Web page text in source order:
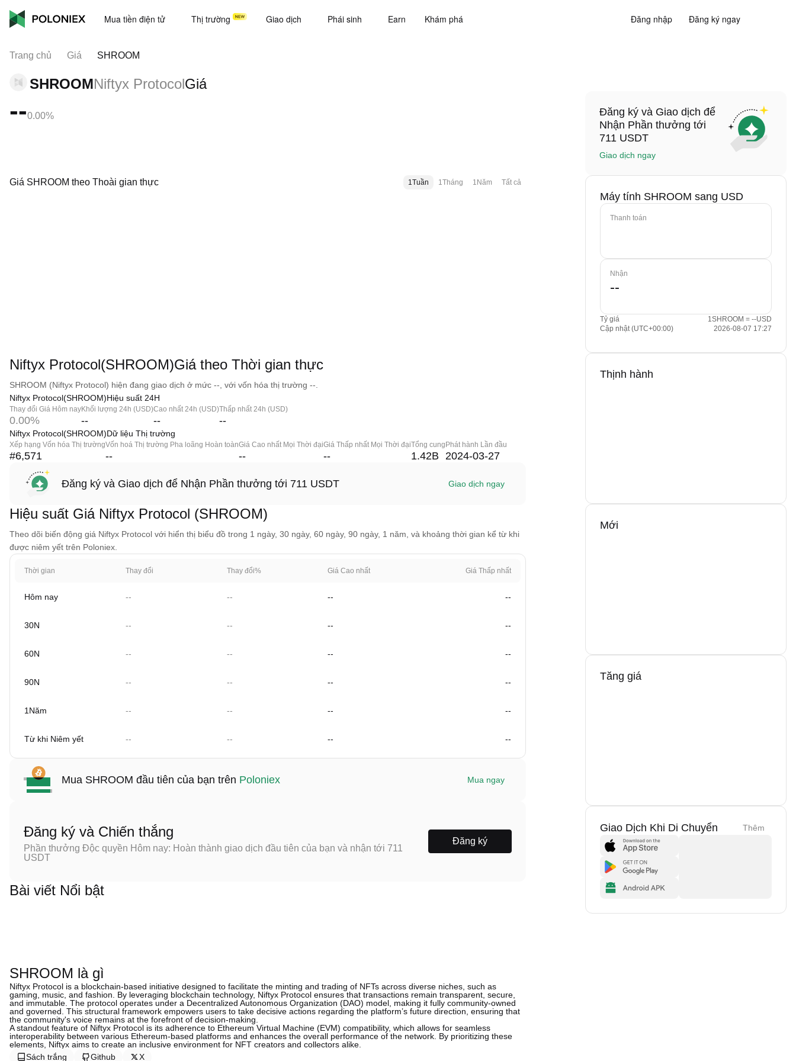
Mua tiền điện tử Thị trường Giao dịch Phái sinh Earn Khám phá Đăng nhập Đăng ký ngay
Trang chủ Giá SHROOM
SHROOMNiftyx ProtocolGiá
--0.00%
Giá SHROOM theo Thoài gian thực 1Tuần 1Tháng 1Năm Tất cả
Niftyx Protocol(SHROOM)Giá theo Thời gian thực
SHROOM (Niftyx Protocol) hiện đang giao dịch ở mức --, với vốn hóa thị trường --.
Niftyx Protocol(SHROOM)Hiệu suất 24H
Thay đổi Giá Hôm nay
0.00%
Khối lượng 24h (USD)
--
Cao nhất 24h (USD)
--
Thấp nhất 24h (USD)
--
Niftyx Protocol(SHROOM)Dữ liệu Thị trường
Xếp hạng Vốn hóa Thị trường
#6,571
Vốn hoá Thị trường Pha loãng Hoàn toàn
--
Giá Cao nhất Mọi Thời đại
--
Giá Thấp nhất Mọi Thời đại
--
Tổng cung
1.42B
Phát hành Lần đầu
2024-03-27
Đăng ký và Giao dịch để Nhận Phần thưởng tới 711 USDT Giao dịch ngay
Hiệu suất Giá Niftyx Protocol (SHROOM)
Theo dõi biến động giá Niftyx Protocol với hiển thị biểu đồ trong 1 ngày, 30 ngày, 60 ngày, 90 ngày, 1 năm, và khoảng thời gian kể từ khi
được niêm yết trên Poloniex.
Thời gian Thay đổi Thay đổi% Giá Cao nhất Giá Thấp nhất
Hôm nay -- -- -- --
30N -- -- -- --
60N -- -- -- --
90N -- -- -- --
1Năm -- -- -- --
Từ khi Niêm yết -- -- -- --
Mua SHROOM đầu tiên của bạn trên Poloniex Mua ngay
Đăng ký và Chiến thắng
Phần thưởng Độc quyền Hôm nay: Hoàn thành giao dịch đầu tiên của bạn và nhận tới 711
USDT
Đăng ký
Bài viết Nổi bật
SHROOM là gì
Niftyx Protocol is a blockchain-based initiative designed to facilitate the minting and trading of NFTs across diverse niches, such as
gaming, music, and fashion. By leveraging blockchain technology, Niftyx Protocol ensures that transactions remain transparent, secure,
and immutable. The protocol operates under a Decentralized Autonomous Organization (DAO) model, making it fully community-owned
and governed. This structural framework empowers users to take decisive actions regarding the platform’s future direction, ensuring that
the community's voice remains at the forefront of decision-making.
A standout feature of Niftyx Protocol is its adherence to Ethereum Virtual Machine (EVM) compatibility, which allows for seamless
interoperability between various Ethereum-based platforms and enhances the overall performance of the network. By prioritizing these
elements, Niftyx aims to create an inclusive environment for NFT creators and collectors alike.
Sách trắng
Github X
Đăng ký và Giao dịch để
Nhận Phần thưởng tới
711 USDT
Giao dịch ngay
Máy tính SHROOM sang USD
Thanh toán
Nhận
Tỷ giá
1SHROOM = --USD
Cập nhật (UTC+00:00)
2026-08-07 17:27
Thịnh hành
Mới
Tăng giá
Giao Dịch Khi Di Chuyển Thêm